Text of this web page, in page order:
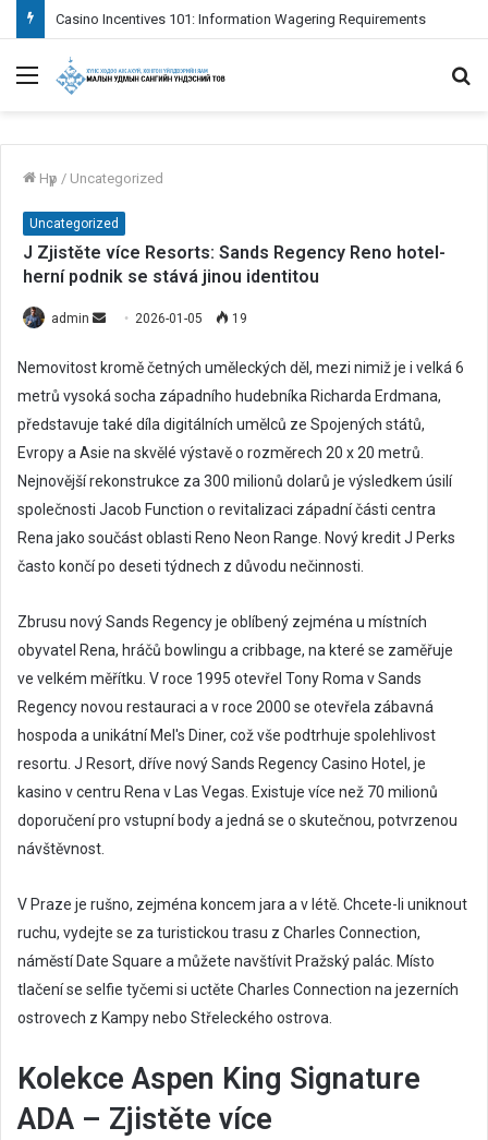
Casino Incentives 101: Information Wagering Requirements
Menu
Нүүр / Uncategorized
Uncategorized
J Zjistěte více Resorts: Sands Regency Reno hotel-
herní podnik se stává jinou identitou
admin
n
d
a
n
e
m
2026-01-05 19
Nemovitost kromě četných uměleckých děl, mezi nimiž je i velká 6
metrů vysoká socha západního hudebníka Richarda Erdmana,
představuje také díla digitálních umělců ze Spojených států,
Evropy a Asie na skvělé výstavě o rozměrech 20 x 20 metrů.
Nejnovější rekonstrukce za 300 milionů dolarů je výsledkem úsilí
společnosti Jacob Function o revitalizaci západní části centra
Rena jako součást oblasti Reno Neon Range. Nový kredit J Perks
často končí po deseti týdnech z důvodu nečinnosti.
Zbrusu nový Sands Regency je oblíbený zejména u místních
obyvatel Rena, hráčů bowlingu a cribbage, na které se zaměřuje
ve velkém měřítku. V roce 1995 otevřel Tony Roma v Sands
Regency novou restauraci a v roce 2000 se otevřela zábavná
hospoda a unikátní Mel's Diner, což vše podtrhuje spolehlivost
resortu. J Resort, dříve nový Sands Regency Casino Hotel, je
kasino v centru Rena v Las Vegas. Existuje více než 70 milionů
doporučení pro vstupní body a jedná se o skutečnou, potvrzenou
návštěvnost.
V Praze je rušno, zejména koncem jara a v létě. Chcete-li uniknout
ruchu, vydejte se za turistickou trasu z Charles Connection,
náměstí Date Square a můžete navštívit Pražský palác. Místo
tlačení se selfie tyčemi si uctěte Charles Connection na jezerních
ostrovech z Kampy nebo Střeleckého ostrova.
Kolekce Aspen King Signature
ADA – Zjistěte více